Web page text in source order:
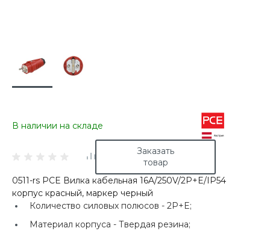
В наличии на складе
Заказать
товар
0511-rs PCE Вилка кабельная 16A/250V/2P+E/IP54
корпус красный, маркер черный
Количество силовых полюсов - 2P+E;
Материал корпуса - Твердая резина;